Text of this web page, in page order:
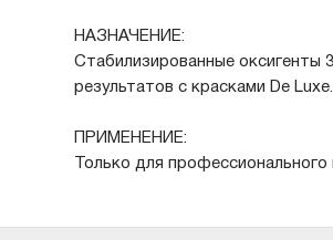
НАЗНАЧЕНИЕ:
Стабилизированные оксигенты
результатов с красками De Luxe.
ПРИМЕНЕНИЕ:
Только для профессионального